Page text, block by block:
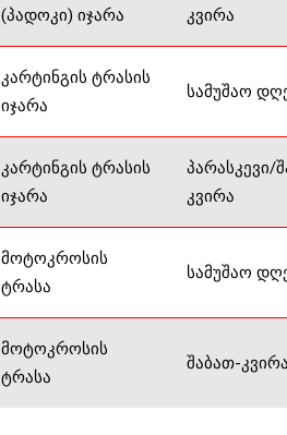
(პადოკი) იჯარა
კვირა
კარტინგის ტრასის
იჯარა
სამუშაო
კარტინგის ტრასის
იჯარა
პარასკევი/
კვირა
მოტოკროსის
ტრასა
სამუშაო
მოტოკროსის
ტრასა
შაბათ-კვირა